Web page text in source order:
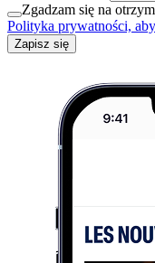
Zgadzam się na
Polityka prywatności,
Zapisz się